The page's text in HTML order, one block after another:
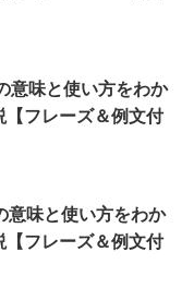
意味と使い方をわか
【フレーズ＆例文付
意味と使い方をわか
【フレーズ＆例文付